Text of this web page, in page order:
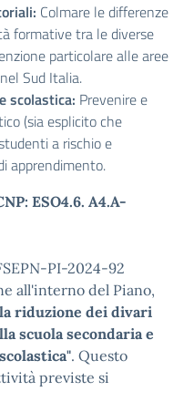
Colmare le differenze
formative tra le diverse
particolare alle aree
Sud Italia.
scolastica: Prevenire e
(sia esplicito che
a rischio e
apprendimento.
ESO4.6. A4.A-
PI-2024-92
all'interno del Piano,
riduzione dei divari
scuola secondaria e
. Questo
previste si